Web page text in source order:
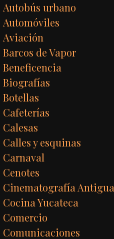
Autobús urbano
Automóviles
Aviación
Barcos de Vapor
Beneficencia
Biografías
Botellas
Cafeterías
Calesas
Calles y esquinas
Carnaval
Cenotes
Cinematografía Antigua
Cocina Yucateca
Comercio
Comunicaciones